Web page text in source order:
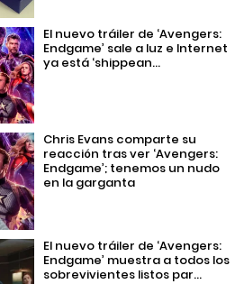
El nuevo tráiler de ‘Avengers:
Endgame’ sale a luz e Internet
ya está ‘shippean...
Chris Evans comparte su
reacción tras ver ‘Avengers:
Endgame’; tenemos un nudo
en la garganta
El nuevo tráiler de ‘Avengers:
Endgame’ muestra a todos los
sobrevivientes listos par...